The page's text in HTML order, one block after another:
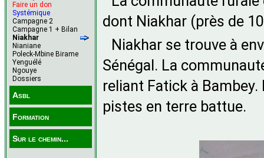
Faire un don
Systémique
Campagne 2
Campagne 1 + Bilan
Niakhar
Nianiane
Poleck-Mbine Birame
Yenguélé
Ngouye
Dossiers
Asbl
Formation
Sur le chemin...
dont Niakhar (près de
Niakhar se trouve à
Sénégal. La
reliant Fatick à
pistes en terre battue.